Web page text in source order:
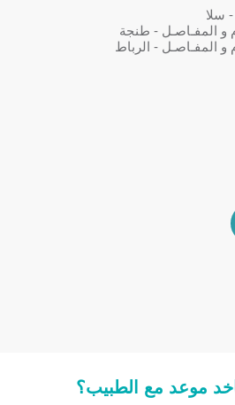
سلا
و المفـاصـل - طنجة
المفـاصـل - الرباط
موعد مع الطبيب؟